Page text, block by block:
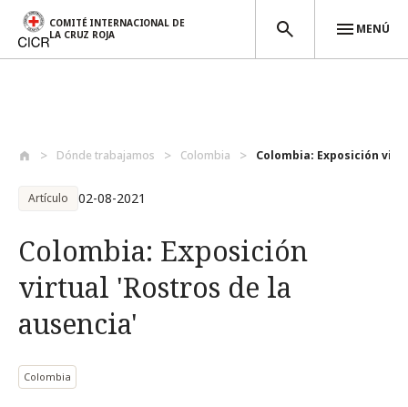
COMITÉ INTERNACIONAL DE
LA CRUZ ROJA
MENÚ
Dónde trabajamos Colombia Colombia: Exposición
Artículo 02-08-2021
Colombia: Exposición
virtual 'Rostros de la
ausencia'
Colombia